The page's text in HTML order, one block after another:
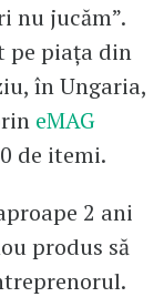
nu jucăm”.
pe piața din
în Ungaria,
eMAG
de itemi.
2 ani
produs să